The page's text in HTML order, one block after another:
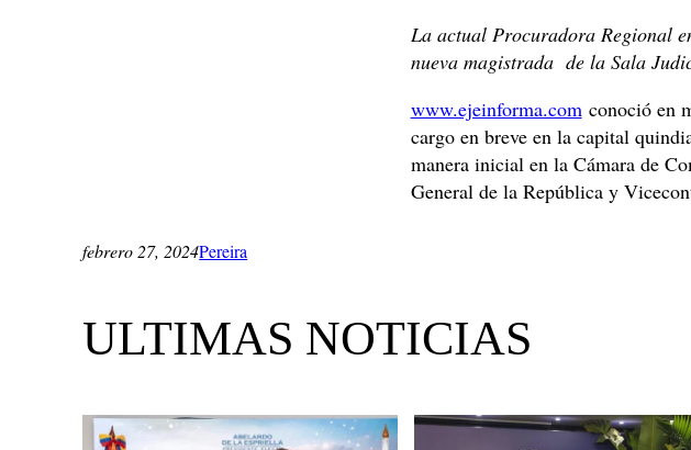
La actual Procuradora Regional
nueva magistrada de la Sala
www.ejeinforma.com conoció en
cargo en breve en la capital
manera inicial en la Cámara de
General de la República y
febrero 27, 2024Pereira
ULTIMAS NOTICIAS